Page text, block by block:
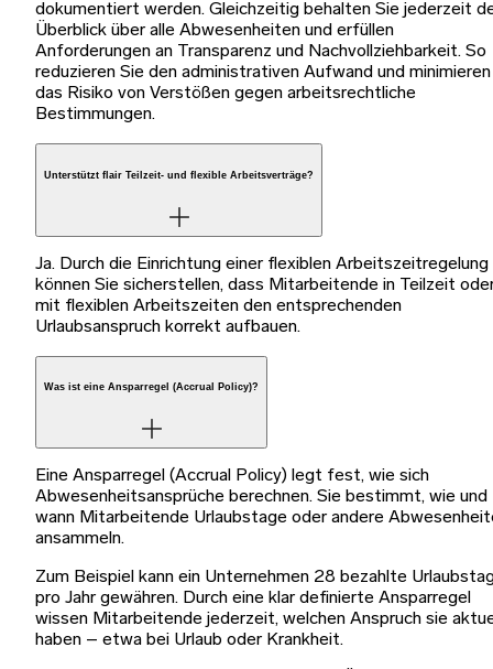
dokumentiert werden. Gleichzeitig behalten Sie jederzeit
Überblick über alle Abwesenheiten und erfüllen
Anforderungen an Transparenz und Nachvollziehbarkeit. So
reduzieren Sie den administrativen Aufwand und minimieren
das Risiko von Verstößen gegen arbeitsrechtliche
Bestimmungen.
Unterstützt flair Teilzeit- und flexible Arbeitsverträge?
Ja. Durch die Einrichtung einer flexiblen Arbeitszeitregelung
können Sie sicherstellen, dass Mitarbeitende in Teilzeit
mit flexiblen Arbeitszeiten den entsprechenden
Urlaubsanspruch korrekt aufbauen.
Was ist eine Ansparregel (Accrual Policy)?
Eine Ansparregel (Accrual Policy) legt fest, wie sich
Abwesenheitsansprüche berechnen. Sie bestimmt, wie und
wann Mitarbeitende Urlaubstage oder andere
ansammeln.
Zum Beispiel kann ein Unternehmen 28 bezahlte
pro Jahr gewähren. Durch eine klar definierte Ansparregel
wissen Mitarbeitende jederzeit, welchen Anspruch sie
haben – etwa bei Urlaub oder Krankheit.